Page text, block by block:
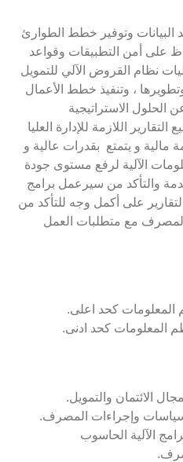
وتوفير خطط الطوارئ
على أمن التطبيقات وقواعد
نظام القروض الآلي للتمويل
، وتنفيذ خطط الأعمال
الحلول الاستراتيجية
اللازمة للإدارة العليا
مالية و يتمتع بقدرات عالية و
الآلية لرفع مستوى جودة
والتأكد من سيرعمل برامج
على أكمل وجه للتأكد من
المصرف مع متطلبات العمل
المعلومات كحد اعلى.
المعلومات كحد ادنى.
الائتمان والتمويل.
لسياسات وإجراءات المصرف.
الآلية الحاسوب